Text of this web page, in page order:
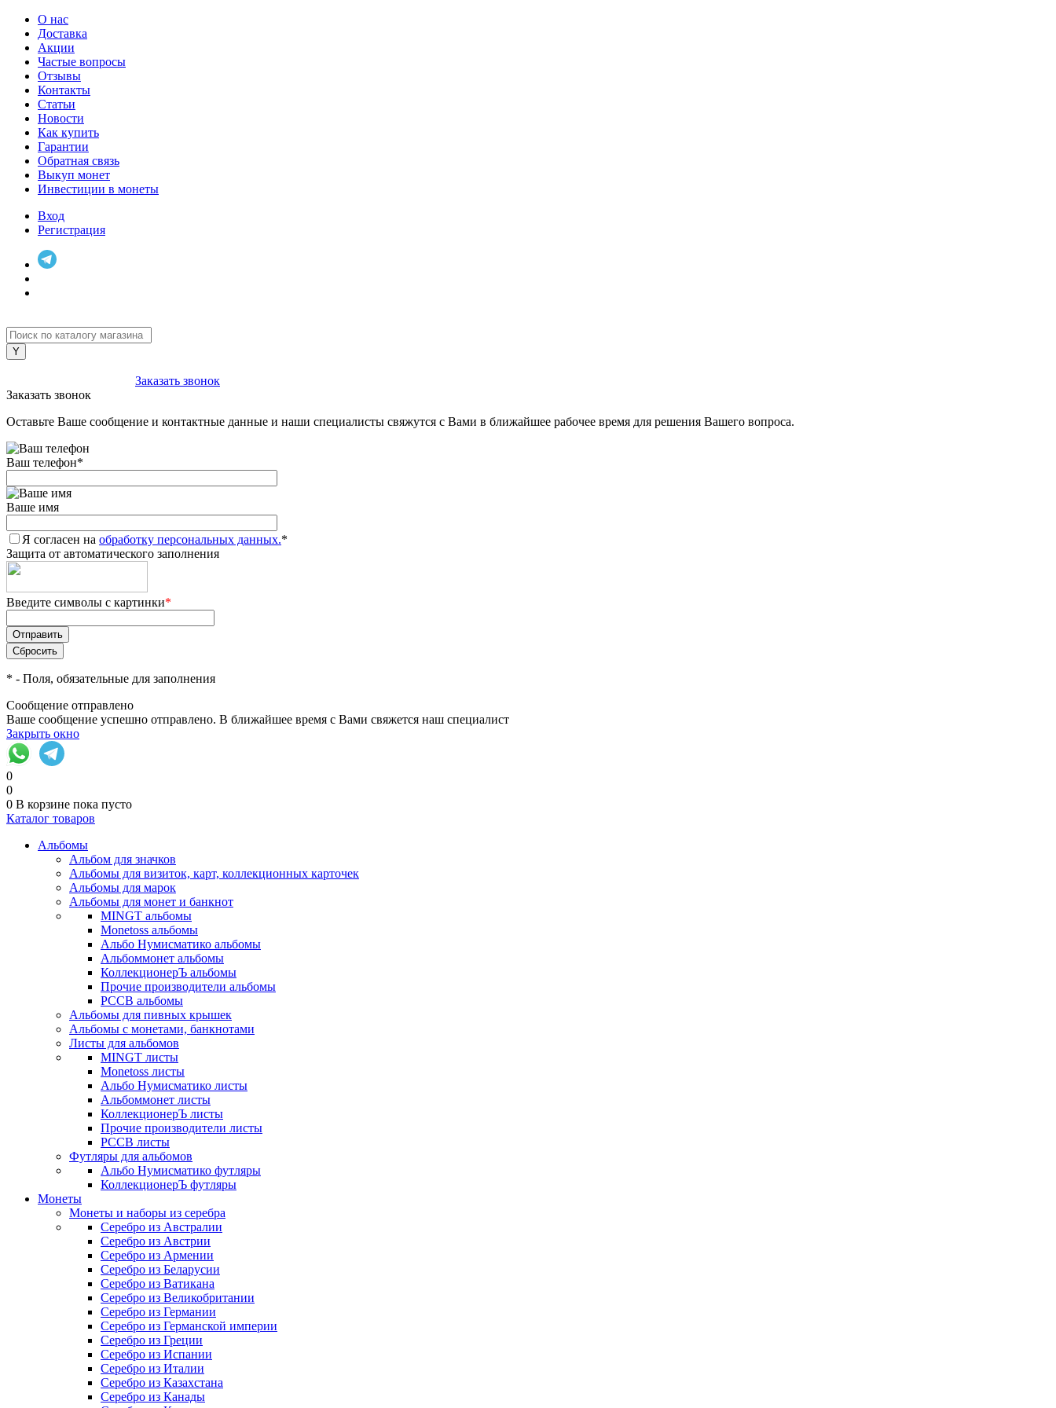
О нас
Доставка
Акции
Частые вопросы
Отзывы
Контакты
Статьи
Новости
Как купить
Гарантии
Обратная связь
Выкуп монет
Инвестиции в монеты
Вход
Регистрация
Заказать звонок
Заказать звонок
Оставьте Ваше сообщение и контактные данные и наши специалисты свяжутся с Вами в ближайшее рабочее время для решения Вашего вопроса.
Ваш телефон*
Ваше имя
Я согласен на обработку персональных данных.*
Защита от автоматического заполнения
Введите символы с картинки*
* - Поля, обязательные для заполнения
Сообщение отправлено
Ваше сообщение успешно отправлено. В ближайшее время с Вами свяжется наш специалист
Закрыть окно
0
0
0 В корзине пока пусто
Каталог товаров
Альбомы
Альбом для значков
Альбомы для визиток, карт, коллекционных карточек
Альбомы для марок
Альбомы для монет и банкнот
MINGT альбомы
Monetoss альбомы
Альбо Нумисматико альбомы
Альбоммонет альбомы
КоллекционерЪ альбомы
Прочие производители альбомы
РССВ альбомы
Альбомы для пивных крышек
Альбомы с монетами, банкнотами
Листы для альбомов
MINGT листы
Monetoss листы
Альбо Нумисматико листы
Альбоммонет листы
КоллекционерЪ листы
Прочие производители листы
РССВ листы
Футляры для альбомов
Альбо Нумисматико футляры
КоллекционерЪ футляры
Монеты
Монеты и наборы из серебра
Серебро из Австралии
Серебро из Австрии
Серебро из Армении
Серебро из Беларусии
Серебро из Ватикана
Серебро из Великобритании
Серебро из Германии
Серебро из Германской империи
Серебро из Греции
Серебро из Испании
Серебро из Италии
Серебро из Казахстана
Серебро из Канады